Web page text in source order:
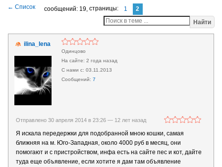
сообщений: 19, страницы: 1
2
Найти
ilina_lena
Одинцово
2 года назад
03.11.2013
7
Отправлено 30 апреля 2014 в 23:26 — 12 лет назад
Я искала передержки для подобранной мною кошки, самая
ближняя на м. Юго-Западная, около 4000 руб в месяц, они
помогают и с пристройством, инфа есть на сайте пес и кот, дайте
туда еще объявление, если хотите я дам там объявление